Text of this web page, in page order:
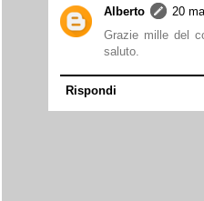
Alberto
20
Grazie mille del
saluto.
Rispondi